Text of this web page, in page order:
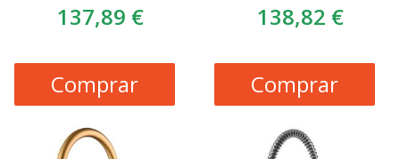
137,89 €
Comprar
138,82 €
Comprar